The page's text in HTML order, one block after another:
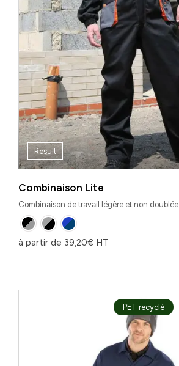
Result
Combinaison Lite
Combinaison de travail légère et non doublée
à partir de 39,20€ HT
PET recyclé